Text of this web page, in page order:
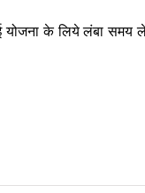
के लिये लंबा समय